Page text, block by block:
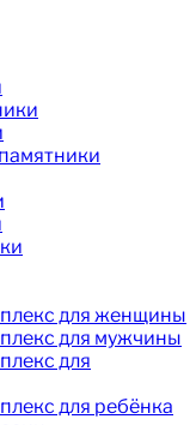
для женщины
для мужчины
для
для ребёнка